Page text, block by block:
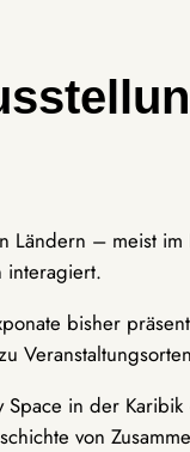
– meist
interagiert.
bisher
in der
von